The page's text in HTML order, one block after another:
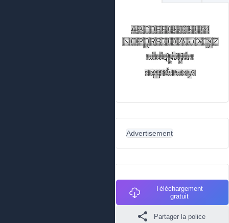
Advertisement
Téléchargement
gratuit
Partager la police